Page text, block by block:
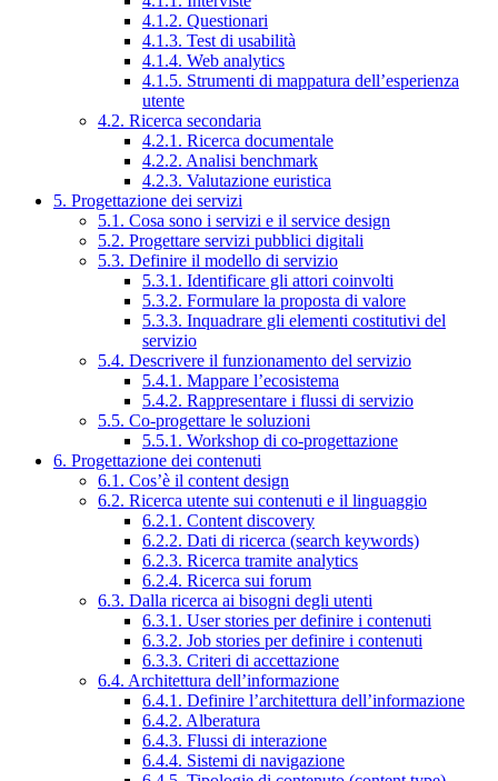
4.1.2. Questionari
4.1.3. Test di usabilità
4.1.4. Web analytics
4.1.5. Strumenti di mappatura dell’esperienza
utente
4.2. Ricerca secondaria
4.2.1. Ricerca documentale
4.2.2. Analisi benchmark
4.2.3. Valutazione euristica
5. Progettazione dei servizi
5.1. Cosa sono i servizi e il service design
5.2. Progettare servizi pubblici digitali
5.3. Definire il modello di servizio
5.3.1. Identificare gli attori coinvolti
5.3.2. Formulare la proposta di valore
5.3.3. Inquadrare gli elementi costitutivi del
servizio
5.4. Descrivere il funzionamento del servizio
5.4.1. Mappare l’ecosistema
5.4.2. Rappresentare i flussi di servizio
5.5. Co-progettare le soluzioni
5.5.1. Workshop di co-progettazione
6. Progettazione dei contenuti
6.1. Cos’è il content design
6.2. Ricerca utente sui contenuti e il linguaggio
6.2.1. Content discovery
6.2.2. Dati di ricerca (search keywords)
6.2.3. Ricerca tramite analytics
6.2.4. Ricerca sui forum
6.3. Dalla ricerca ai bisogni degli utenti
6.3.1. User stories per definire i contenuti
6.3.2. Job stories per definire i contenuti
6.3.3. Criteri di accettazione
6.4. Architettura dell’informazione
6.4.1. Definire l’architettura dell’informazione
6.4.2. Alberatura
6.4.3. Flussi di interazione
6.4.4. Sistemi di navigazione